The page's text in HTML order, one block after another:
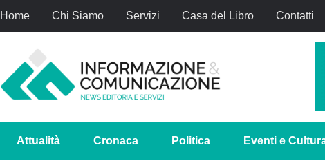
Home Chi Siamo Servizi Casa del Libro Contatti
Attualità Cronaca Politica Eventi e